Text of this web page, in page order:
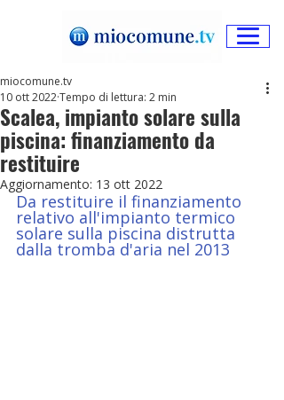
Scalea, impianto solare sulla
piscina: finanziamento da
restituire
miocomune.tv
10 ott 2022Tempo di lettura: 2 min
Aggiornamento: 13 ott 2022
Da restituire il finanziamento
relativo all'impianto termico
solare sulla piscina distrutta
dalla tromba d'aria nel 2013